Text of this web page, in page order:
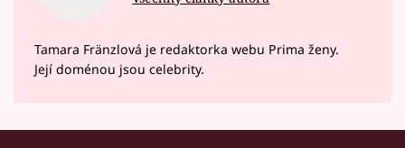
Tamara Fränzlová je redaktorka webu Prima ženy.
Její doménou jsou celebrity.